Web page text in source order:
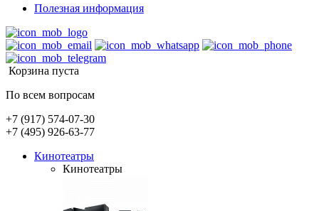
Полезная информация
Корзина пуста
По всем вопросам
+7 (917) 574-07-30
+7 (495) 926-63-77
Кинотеатры
Кинотеатры